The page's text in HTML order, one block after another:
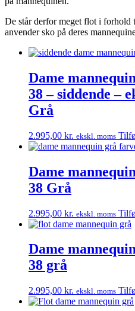
De står derfor meget flot i
anvender sko på deres
Dame
38 – siddende –
Grå
2.995,00 kr. ekskl. moms
Dame
38 Grå
2.995,00 kr. ekskl. moms
Dame
38 grå
2.995,00 kr. ekskl. moms